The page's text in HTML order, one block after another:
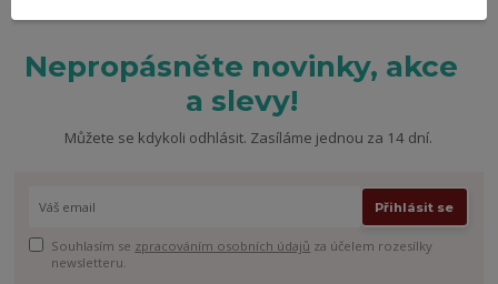
Nepropásněte novinky, akce
a slevy!
Můžete se kdykoli odhlásit. Zasíláme jednou za 14 dní.
Přihlásit se
Souhlasím se zpracováním osobních údajů za účelem rozesílky
newsletteru.